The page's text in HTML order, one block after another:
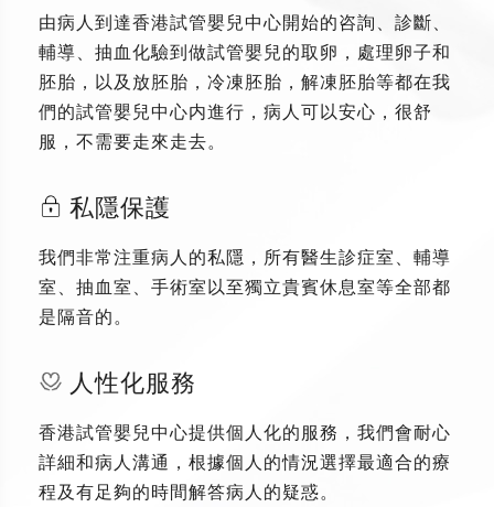
由病人到達香港試管嬰兒中心開始的咨詢、診斷、
輔導、抽血化驗到做試管嬰兒的取卵，處理卵子和
胚胎，以及放胚胎，冷凍胚胎，解凍胚胎等都在我
們的試管嬰兒中心内進行，病人可以安心，很舒
服，不需要走來走去。
私隱保護
我們非常注重病人的私隱，所有醫生診症室、輔導
室、抽血室、手術室以至獨立貴賓休息室等全部都
是隔音的。
人性化服務
香港試管嬰兒中心提供個人化的服務，我們會耐心
詳細和病人溝通，根據個人的情況選擇最適合的療
程及有足夠的時間解答病人的疑惑。